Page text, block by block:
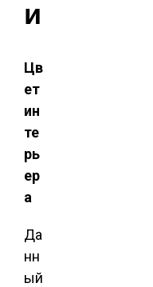
и
Цв
ет
ин
те
рь
ер
а
Да
нн
ый